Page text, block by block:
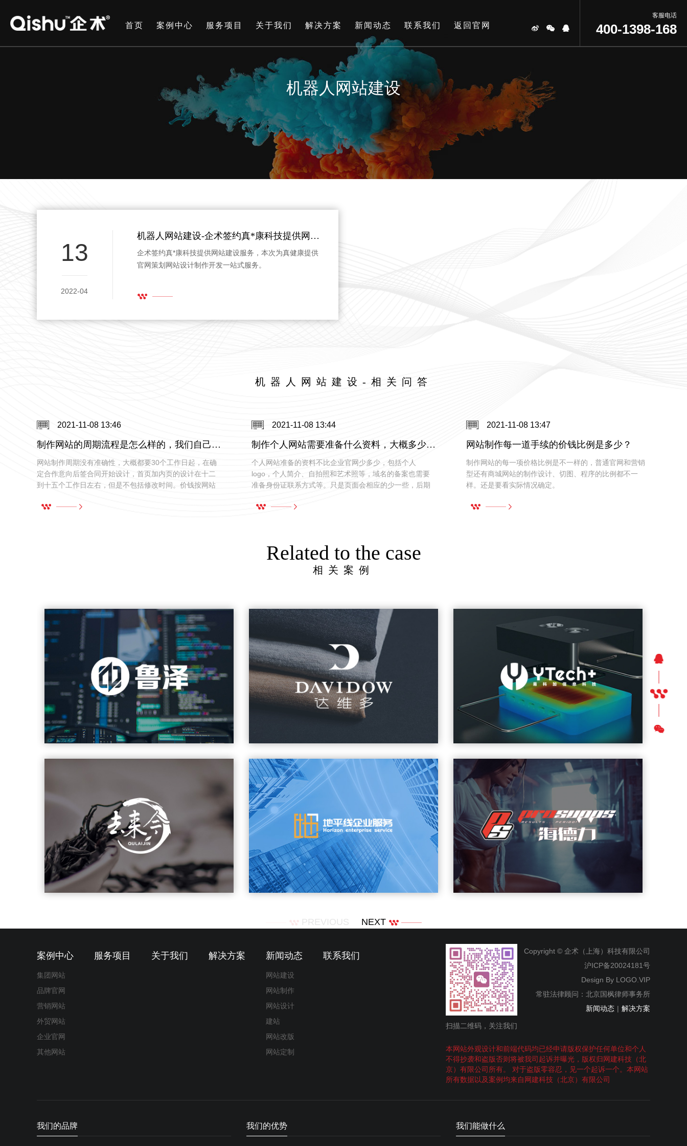
客服电话
400-1398-168
首页 案例中心 服务项目 关于我们 解决方案 新闻动态 联系我们 返回官网
机器人网站建设
13
2022-04
机器人网站建设-企术签约真*康科技提供网站建设服务
企术签约真*康科技提供网站建设服务，本次为真健康提供
官网策划网站设计制作开发一站式服务。
机器人网站建设-相关问答
2021-11-08 13:46
制作网站的周期流程是怎么样的，我们自己有程序员，只要设计，需要多长时间多少钱？
网站制作周期没有准确性，大概都要30个工作日起，在确
定合作意向后签合同开始设计，首页加内页的设计在十二
到十五个工作日左右，但是不包括修改时间。价钱按网站
2021-11-08 13:44
制作个人网站需要准备什么资料，大概多少钱？
个人网站准备的资料不比企业官网少多少，包括个人
logo，个人简介、自拍照和艺术照等，域名的备案也需要
准备身份证联系方式等。只是页面会相应的少一些，后期
2021-11-08 13:47
网站制作每一道手续的价钱比例是多少？
制作网站的每一项价格比例是不一样的，普通官网和营销
型还有商城网站的制作设计、切图、程序的比例都不一
样。还是要看实际情况确定。
Related to the case
相关案例
PREVIOUS NEXT
案例中心
集团网站
品牌官网
营销网站
外贸网站
企业官网
其他网站
服务项目 关于我们 解决方案 新闻动态
网站建设
网站制作
网站设计
建站
网站改版
网站定制
联系我们
扫描二维码，关注我们
Copyright © 企术（上海）科技有限公司
沪ICP备20024181号
Design By LOGO.VIP
常驻法律顾问：北京国枫律师事务所
新闻动态 | 解决方案
本网站外观设计和前端代码均已经申请版权保护任何单位和个人
不得抄袭和盗版否则将被我司起诉并曝光，版权归网建科技（北
京）有限公司所有。 对于盗版零容忍，见一个起诉一个。本网站
所有数据以及案例均来自网建科技（北京）有限公司
我们的品牌 我们的优势 我们能做什么